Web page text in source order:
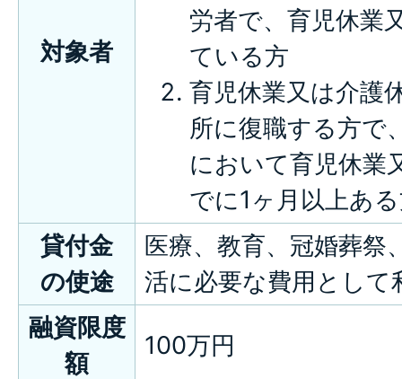
対象者
労者で、育児休業
ている方
育児休業又は介護
所に復職する方で
において育児休業
でに1ヶ月以上あ
貸付金
の使途
医療、教育、冠婚葬祭
活に必要な費用として
融資限度
額
100万円